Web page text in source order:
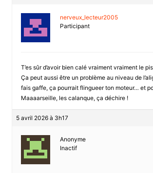
nerveux_lecteur2005
Participant
T’es sûr d’avoir bien calé vraiment vraiment le
Ça peut aussi être un problème au niveau de
fais gaffe, ça pourrait flingueer ton moteur… et
Maaaarseille, les calanque, ça déchire !
5 avril 2026 à 3h17
Anonyme
Inactif